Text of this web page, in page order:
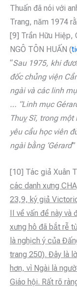
Thuấn đã nói với
Trang, năm 1974
[9] Trần Hữu Hiệp,
NGÔ TÔN HUẤN (
“Sau 1975, khi
đốc chủng viện
ngài và các linh
… “Linh mục
Thuỵ Sĩ, trong
yêu cầu học viên
ngài bằng ‘Gérard‘”
[10] Tác giả Xuân
các danh xưng
23,9, ký giả
II về vấn đề này và
xưng hô đã bắt rễ
là nghịch ý của
trang 250). Đây là
hơn, vì Ngài là
Giáo hội. Rất rõ